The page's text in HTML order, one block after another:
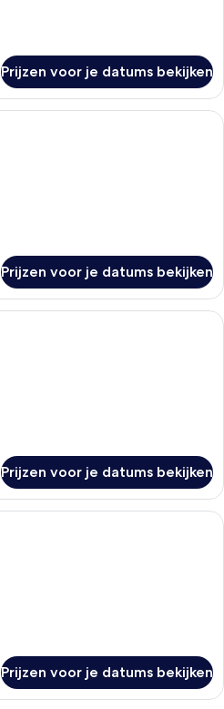
Prijzen voor je datums bekijken
Een hotelkamer met een enkel bed,
Prijzen voor je datums bekijken
Een hotelkamer met een bed,
Prijzen voor je datums bekijken
Een hotelkamer met twee bedden,
Prijzen voor je datums bekijken